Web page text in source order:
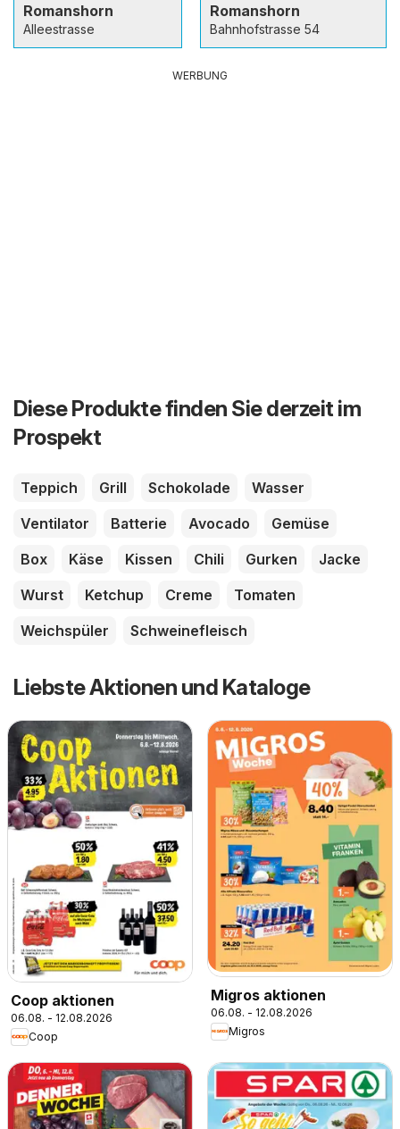
Romanshorn
Alleestrasse
Romanshorn
Bahnhofstrasse 54
WERBUNG
Diese Produkte finden Sie derzeit im
Prospekt
Teppich Grill Schokolade
Wasser
Ventilator
Batterie Avocado
Gemüse
Box
Käse Kissen Chili Gurken
Jacke
Wurst
Ketchup Creme
Tomaten
Weichspüler
Schweinefleisch
Liebste Aktionen und Kataloge
Coop aktionen
06.08. - 12.08.2026
Coop
Migros aktionen
06.08. - 12.08.2026
Migros